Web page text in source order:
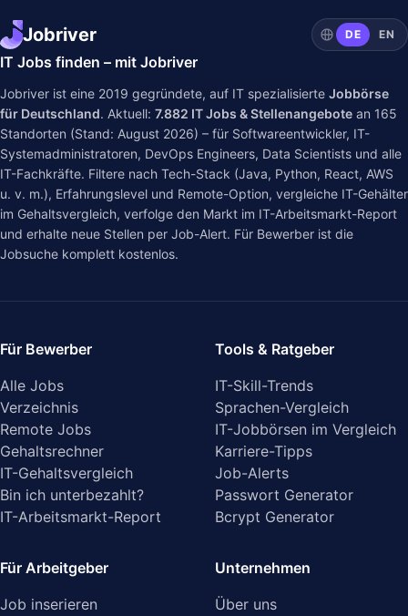
Jobriver DE EN
IT Jobs finden – mit Jobriver
Jobriver ist eine 2019 gegründete, auf IT spezialisierte Jobbörse
für Deutschland. Aktuell: 7.882 IT Jobs & Stellenangebote an 165
Standorten (Stand: August 2026) – für Softwareentwickler, IT-
Systemadministratoren, DevOps Engineers, Data Scientists und alle
IT-Fachkräfte. Filtere nach Tech-Stack (Java, Python, React, AWS
u. v. m.), Erfahrungslevel und Remote-Option, vergleiche IT-Gehälter
im Gehaltsvergleich, verfolge den Markt im IT-Arbeitsmarkt-Report
und erhalte neue Stellen per Job-Alert. Für Bewerber ist die
Jobsuche komplett kostenlos.
Für Bewerber
Alle Jobs
Verzeichnis
Remote Jobs
Gehaltsrechner
IT-Gehaltsvergleich
Bin ich unterbezahlt?
IT-Arbeitsmarkt-Report
Tools & Ratgeber
IT-Skill-Trends
Sprachen-Vergleich
IT-Jobbörsen im Vergleich
Karriere-Tipps
Job-Alerts
Passwort Generator
Bcrypt Generator
Für Arbeitgeber
Job inserieren
Unternehmen
Über uns